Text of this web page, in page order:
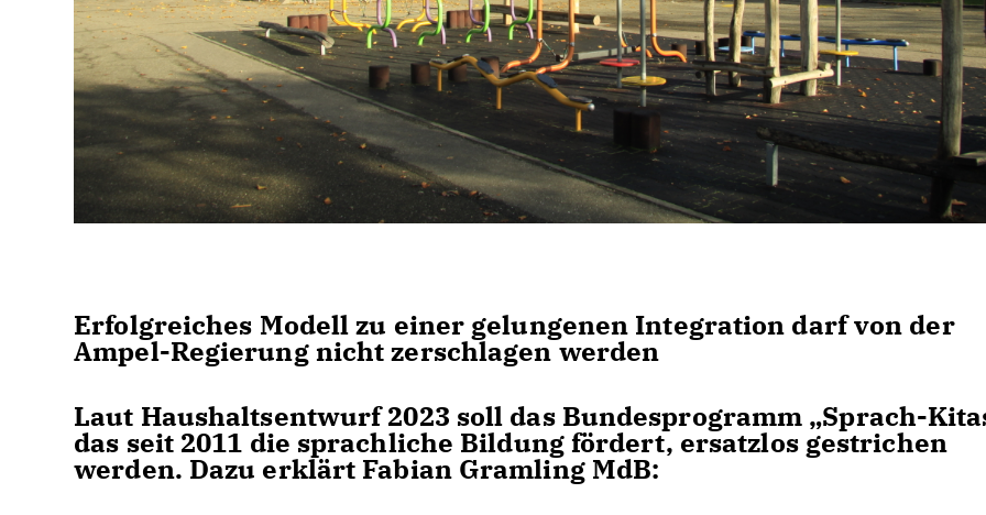
Erfolgreiches Modell zu einer gelungenen Integration darf von der
Ampel-Regierung nicht zerschlagen werden
Laut Haushaltsentwurf 2023 soll das Bundesprogramm „Sprach-
das seit 2011 die sprachliche Bildung fördert, ersatzlos gestrichen
werden. Dazu erklärt Fabian Gramling MdB: